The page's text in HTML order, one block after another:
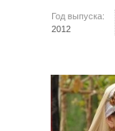
Год выпуска:
2012